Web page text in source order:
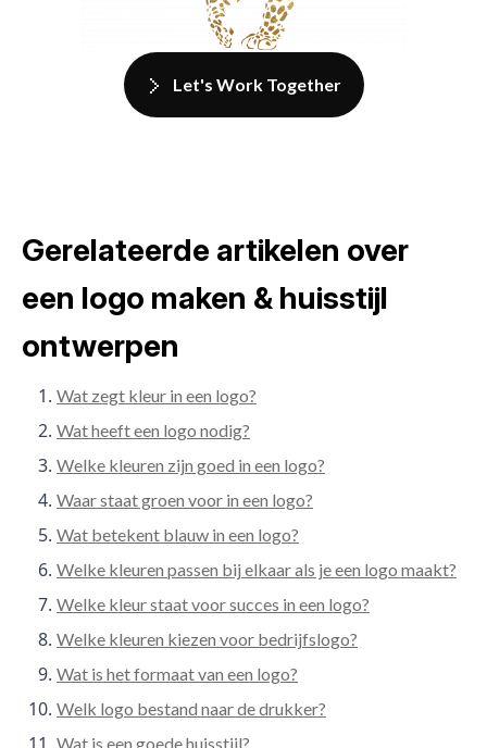
Let's Work Together
Gerelateerde artikelen over
een logo maken & huisstijl
ontwerpen
Wat zegt kleur in een logo?
Wat heeft een logo nodig?
Welke kleuren zijn goed in een logo?
Waar staat groen voor in een logo?
Wat betekent blauw in een logo?
Welke kleuren passen bij elkaar als je een logo maakt?
Welke kleur staat voor succes in een logo?
Welke kleuren kiezen voor bedrijfslogo?
Wat is het formaat van een logo?
Welk logo bestand naar de drukker?
Wat is een goede huisstijl?